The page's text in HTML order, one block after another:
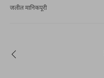
जलील मानिकपूरी